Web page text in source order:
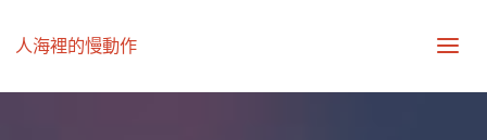
人海裡的慢動作